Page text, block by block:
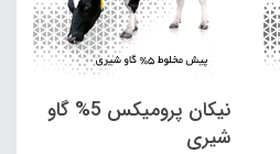
نیکان پرومیکس 5% گاو
شیری